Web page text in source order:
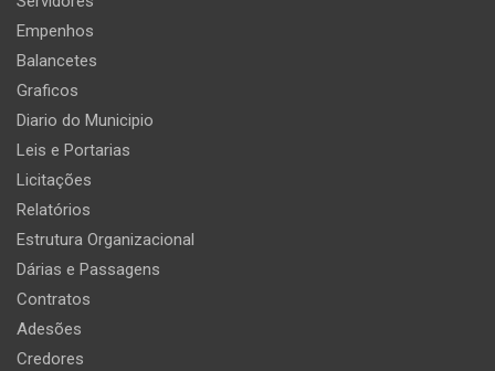
Empenhos
Balancetes
Graficos
Diario do Municipio
Leis e Portarias
Licitações
Relatórios
Estrutura Organizacional
Dárias e Passagens
Contratos
Adesões
Credores